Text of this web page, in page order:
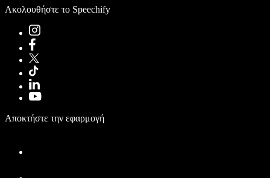
Ακολουθήστε το Speechify
Αποκτήστε την εφαρμογή